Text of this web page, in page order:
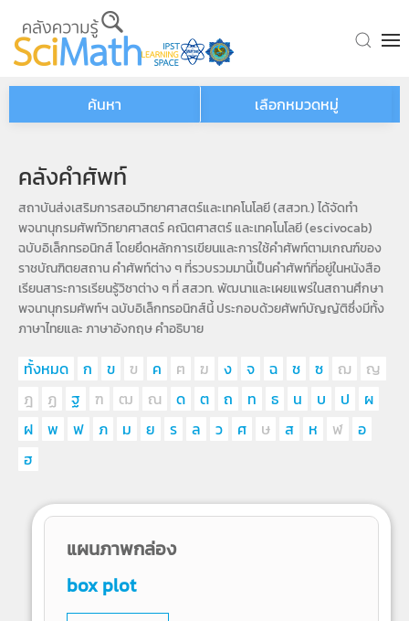
Skip to main content
ค้นหา เลือกหมวดหมู่
คลังคำศัพท์
สถาบันส่งเสริมการสอนวิทยาศาสตร์และเทคโนโลยี (สสวท.) ได้จัดทำ
พจนานุกรมศัพท์วิทยาศาสตร์ คณิตศาสตร์ และเทคโนโลยี (escivocab)
ฉบับอิเล็กทรอนิกส์ โดยยึดหลักการเขียนและการใช้คำศัพท์ตามเกณฑ์ของ
ราชบัณฑิตยสถาน คำศัพท์ต่าง ๆ ที่รวบรวมมานี้เป็นคำศัพท์ที่อยู่ในหนังสือ
เรียนสาระการเรียนรู้วิชาต่าง ๆ ที่ สสวท. พัฒนาและเผยแพร่ในสถานศึกษา
พจนานุกรมศัพท์ฯ ฉบับอิเล็กทรอนิกส์นี้ ประกอบด้วยศัพท์บัญญัติซึ่งมีทั้ง
ภาษาไทยและ ภาษาอังกฤษ คำอธิบาย
ทั้งหมด ก ข ฃ ค ฅ ฆ ง จ ฉ ช ซ ฌ
ญ
ฎ
ฏ ฐ ฑ ฒ ณ ด ต ถ ท ธ น บ ป
ผ
ฝ
พ ฟ ภ ม ย ร ล ว ศ ษ ส ห ฬ
อ
ฮ
แผนภาพกล่อง
box plot